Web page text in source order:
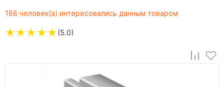
188 человек(а) интересовались данным товаром
★★★★★(5.0)